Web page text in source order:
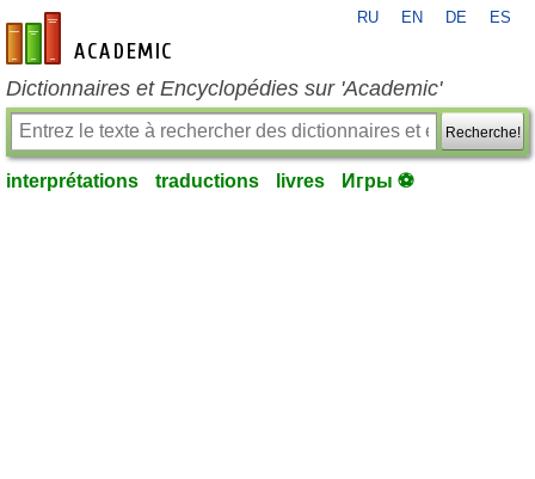
fr-academic.com
RU EN DE ES
Dictionnaires et Encyclopédies sur 'Academic'
Recherche!
interprétations traductions livres Игры ⚽